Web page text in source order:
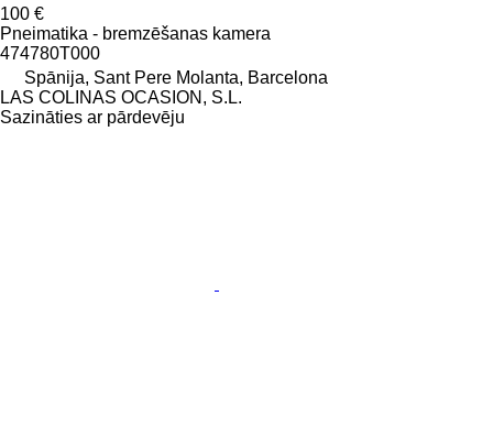
100 €
Pneimatika - bremzēšanas kamera
474780T000
Spānija, Sant Pere Molanta, Barcelona
LAS COLINAS OCASION, S.L.
Sazināties ar pārdevēju